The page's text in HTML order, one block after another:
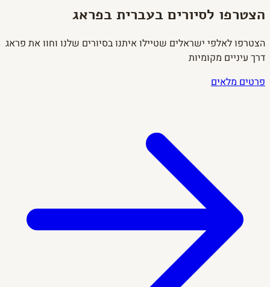
הצטרפו לסיורים בעברית בפראג
הצטרפו לאלפי ישראלים שטיילו איתנו בסיורים שלנו וחוו את פראג
דרך עיניים מקומיות
פרטים מלאים